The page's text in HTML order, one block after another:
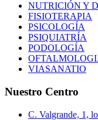
NUTRICIÓN Y
FISIOTERAPIA
PSICOLOGÍA
PSIQUIATRÍA
PODOLOGÍA
VIASANATIO
Nuestro Centro
C. Valgrande, 1,